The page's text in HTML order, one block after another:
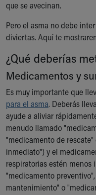
Ronald McDonald
Symptom Checker
Financial Services
Price Estimates
Family Supports
Sports Health Services
New Parents
Find a Pediatrics
Find a Pediatrician
MyChart
Make an
Breastfeeding
Child Passenger
Safe Sleep for
Safe Sleep
que se avecinan.
Pero el asma no debe
diviertas. Aquí te
¿Qué deberías
Medicamentos y
Es muy importante que
para el asma. Deberás
ayude a aliviar
menudo llamado
"medicamento de
inmediato") y el
respiratorias estén
"medicamento
mantenimiento" o